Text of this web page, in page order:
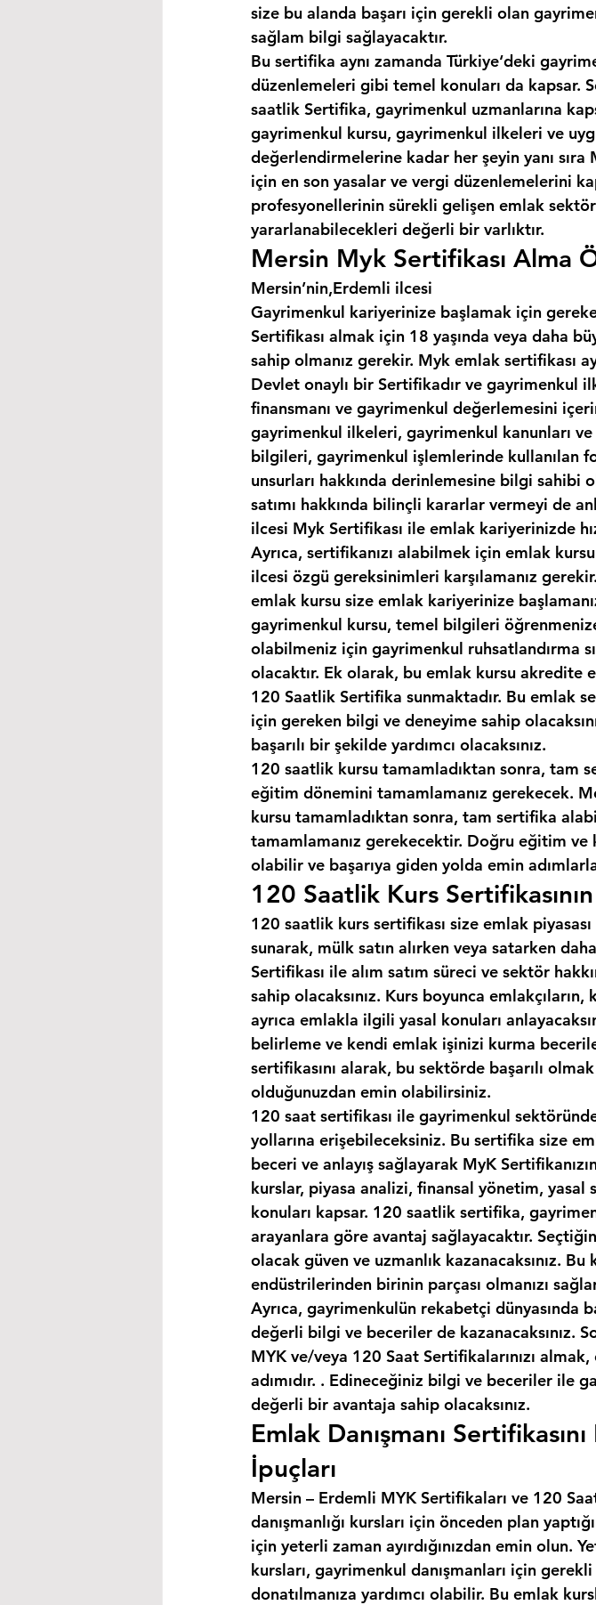
size bu alanda başarı için gerekli olan
sağlam bilgi sağlayacaktır.
Bu sertifika aynı zamanda Türkiye‘deki
düzenlemeleri gibi temel konuları da kapsar.
saatlik Sertifika, gayrimenkul uzmanlarına
gayrimenkul kursu, gayrimenkul ilkeleri ve
değerlendirmelerine kadar her şeyin yanı sıra
için en son yasalar ve vergi düzenlemelerini
profesyonellerinin sürekli gelişen emlak
yararlanabilecekleri değerli bir varlıktır.
Mersin Myk Sertifikası Alma
Mersin’nin,Erdemli ilcesi
Gayrimenkul kariyerinize başlamak için
Sertifikası almak için 18 yaşında veya daha
sahip olmanız gerekir. Myk emlak sertifikası
Devlet onaylı bir Sertifikadır ve gayrimenkul
finansmanı ve gayrimenkul değerlemesini
gayrimenkul ilkeleri, gayrimenkul kanunları
bilgileri, gayrimenkul işlemlerinde kullanılan
unsurları hakkında derinlemesine bilgi sahibi
satımı hakkında bilinçli kararlar vermeyi de
ilcesi Myk Sertifikası ile emlak kariyerinizde
Ayrıca, sertifikanızı alabilmek için emlak
ilcesi özgü gereksinimleri karşılamanız
emlak kursu size emlak kariyerinize
gayrimenkul kursu, temel bilgileri
olabilmeniz için gayrimenkul ruhsatlandırma
olacaktır. Ek olarak, bu emlak kursu akredite
120 Saatlik Sertifika sunmaktadır. Bu emlak
için gereken bilgi ve deneyime sahip
başarılı bir şekilde yardımcı olacaksınız.
120 saatlik kursu tamamladıktan sonra, tam
eğitim dönemini tamamlamanız gerekecek.
kursu tamamladıktan sonra, tam sertifika
tamamlamanız gerekecektir. Doğru eğitim ve
olabilir ve başarıya giden yolda emin
120 Saatlik Kurs
120 saatlik kurs sertifikası size emlak
sunarak, mülk satın alırken veya satarken
Sertifikası ile alım satım süreci ve sektör
sahip olacaksınız. Kurs boyunca
ayrıca emlakla ilgili yasal konuları
belirleme ve kendi emlak işinizi kurma
sertifikasını alarak, bu sektörde başarılı
olduğunuzdan emin olabilirsiniz.
120 saat sertifikası ile gayrimenkul
yollarına erişebileceksiniz. Bu sertifika size
beceri ve anlayış sağlayarak MyK
kurslar, piyasa analizi, finansal yönetim,
konuları kapsar. 120 saatlik sertifika,
arayanlara göre avantaj sağlayacaktır.
olacak güven ve uzmanlık kazanacaksınız. Bu
endüstrilerinden birinin parçası olmanızı
Ayrıca, gayrimenkulün rekabetçi dünyasında
değerli bilgi ve beceriler de kazanacaksınız.
MYK ve/veya 120 Saat Sertifikalarınızı
adımıdır. . Edineceğiniz bilgi ve beceriler ile
değerli bir avantaja sahip olacaksınız.
Emlak Danışmanı
İpuçları
Mersin – Erdemli MYK Sertifikaları ve 120
danışmanlığı kursları için önceden plan
için yeterli zaman ayırdığınızdan emin olun.
kursları, gayrimenkul danışmanları için
donatılmanıza yardımcı olabilir. Bu emlak